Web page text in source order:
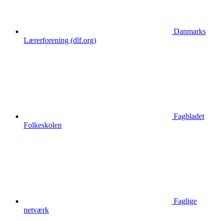
Danmarks
Lærerforening (dlf.org)
Fagbladet
Folkeskolen
Faglige
netværk